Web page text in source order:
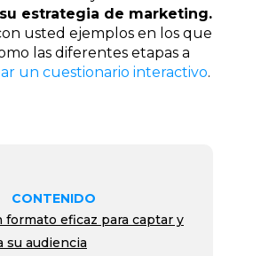
estrategia de marketing.
usted ejemplos en los que
las diferentes etapas a
un cuestionario interactivo.
CONTENIDO
formato eficaz para captar y
su audiencia